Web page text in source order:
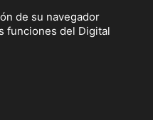
de su navegador
funciones del Digital